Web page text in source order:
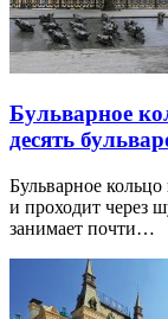
Бульварное
десять
Бульварное
и проходит через
занимает почти…